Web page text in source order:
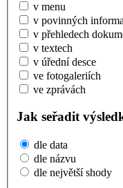
v menu
v povinných
v přehledech
v textech
v úřední desce
ve fotogaleriích
ve zprávách
Jak seřadit
dle data
dle názvu
dle největší shody